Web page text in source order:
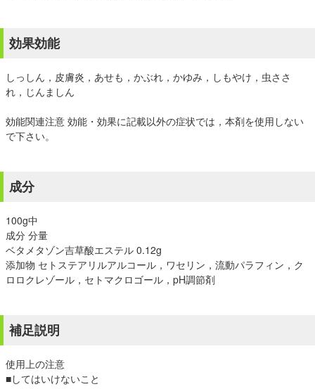
効果効能
しっしん，皮膚炎，あせも，かぶれ，かゆみ，しもやけ，虫ささ
れ，じんましん
効能関連注意 効能・効果に記載以外の症状では，本剤を使用しない
で下さい。
成分
100g中
成分 分量
ベタメタゾン吉草酸エステル 0.12g
添加物 セトステアリルアルコール，ワセリン，流動パラフィン，ク
ロロクレゾール，セトマクロゴール，pH調節剤
補足説明
使用上の注意
■してはいけないこと